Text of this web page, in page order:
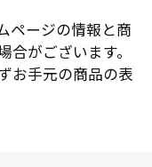
ページの情報と商
がございます。
お手元の商品の表